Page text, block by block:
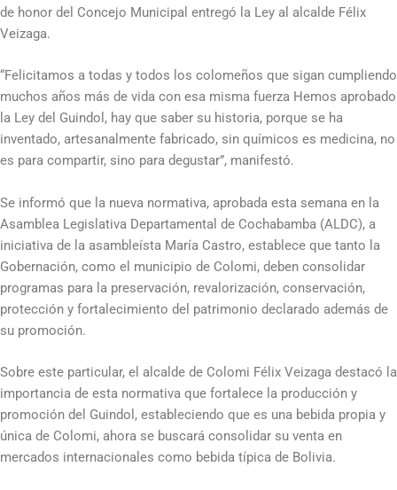
de honor del Concejo Municipal entregó la Ley al alcalde Félix
Veizaga.
“Felicitamos a todas y todos los colomeños que sigan cumpliendo
muchos años más de vida con esa misma fuerza Hemos aprobado
la Ley del Guindol, hay que saber su historia, porque se ha
inventado, artesanalmente fabricado, sin químicos es medicina, no
es para compartir, sino para degustar”, manifestó.
Se informó que la nueva normativa, aprobada esta semana en la
Asamblea Legislativa Departamental de Cochabamba (ALDC), a
iniciativa de la asambleísta María Castro, establece que tanto la
Gobernación, como el municipio de Colomi, deben consolidar
programas para la preservación, revalorización, conservación,
protección y fortalecimiento del patrimonio declarado además de
su promoción.
Sobre este particular, el alcalde de Colomi Félix Veizaga destacó la
importancia de esta normativa que fortalece la producción y
promoción del Guindol, estableciendo que es una bebida propia y
única de Colomi, ahora se buscará consolidar su venta en
mercados internacionales como bebida típica de Bolivia.